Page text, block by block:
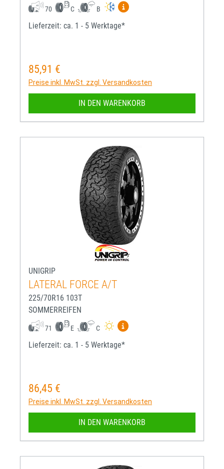
70 C B
Mehr Informationen zum
Lieferzeit: ca. 1 - 5 Werktage*
Regulärer Preis:
85,91 €
Preise inkl. MwSt. zzgl. Versandkosten
IN DEN WARENKORB
UNIGRIP
LATERAL FORCE A/T
225/70R16 103T
SOMMERREIFEN
71 E C
Mehr Informationen zum
Lieferzeit: ca. 1 - 5 Werktage*
Regulärer Preis:
86,45 €
Preise inkl. MwSt. zzgl. Versandkosten
IN DEN WARENKORB